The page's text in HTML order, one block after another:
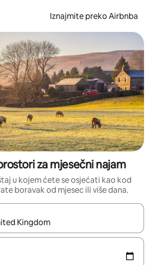
Iznajmite preko Airbnba
za mjesečni najam
u kojem ćete se osjećati kao kod
boravak od mjesec ili više dana.
rezultati, moći ćete ih pregledati